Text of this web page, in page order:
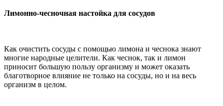
Лимонно-чесночная настойка для сосудов
Как очистить сосуды с помощью лимона и чеснока знают
многие народные целители. Как чеснок, так и лимон
приносит большую пользу организму и может оказать
благотворное влияние не только на сосуды, но и на весь
организм в целом.